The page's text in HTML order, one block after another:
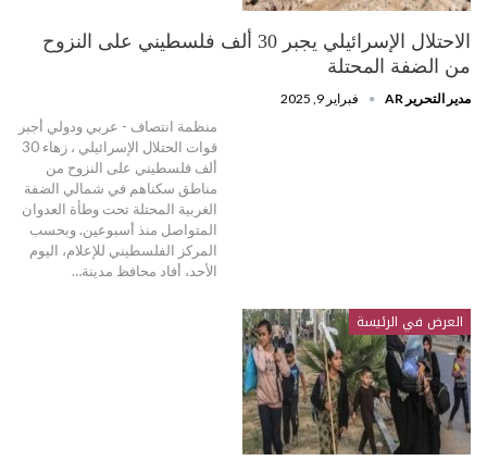
الاحتلال الإسرائيلي يجبر 30 ألف فلسطيني على النزوح
من الضفة المحتلة
مدير التحرير AR فبراير 9, 2025
منظمة انتصاف - عربي ودولي أجبر
قوات الحتلال الإسرائيلي ، زهاء 30
ألف فلسطيني على النزوح من
مناطق سكناهم في شمالي الضفة
الغربية المحتلة تحت وطأة العدوان
المتواصل منذ أسبوعين. وبحسب
المركز الفلسطيني للإعلام، اليوم
الأحد، أفاد محافظ مدينة…
العرض في الرئيسة